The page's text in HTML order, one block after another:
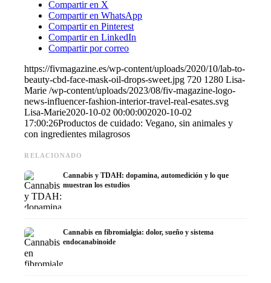
Compartir en X
Compartir en WhatsApp
Compartir en Pinterest
Compartir en LinkedIn
Compartir por correo
https://fivmagazine.es/wp-content/uploads/2020/10/lab-to-
beauty-cbd-face-mask-oil-drops-sweet.jpg 720 1280 Lisa-
Marie /wp-content/uploads/2023/08/fiv-magazine-logo-
news-influencer-fashion-interior-travel-real-esates.svg
Lisa-Marie2020-10-02 00:00:002020-10-02
17:00:26Productos de cuidado: Vegano, sin animales y
con ingredientes milagrosos
RELACIONADO
Cannabis y TDAH: dopamina, automedición y lo que
muestran los estudios
Cannabis en fibromialgia: dolor, sueño y sistema
endocanabinoide